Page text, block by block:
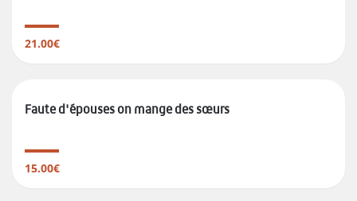
21.00€
Faute d'épouses on mange des sœurs
15.00€